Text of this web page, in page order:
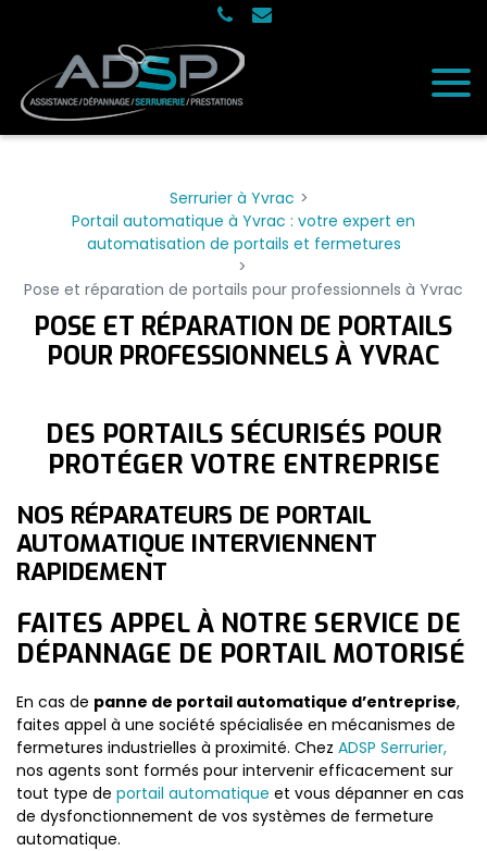
Serrurier à Yvrac
Portail automatique à Yvrac : votre expert en
automatisation de portails et fermetures
Pose et réparation de portails pour professionnels à Yvrac
POSE ET RÉPARATION DE PORTAILS
POUR PROFESSIONNELS À YVRAC
DES PORTAILS SÉCURISÉS POUR
PROTÉGER VOTRE ENTREPRISE
NOS RÉPARATEURS DE PORTAIL
AUTOMATIQUE INTERVIENNENT
RAPIDEMENT
FAITES APPEL À NOTRE SERVICE DE
DÉPANNAGE DE PORTAIL MOTORISÉ
En cas de panne de portail automatique d’entreprise,
faites appel à une société spécialisée en mécanismes de
fermetures industrielles à proximité. Chez ADSP Serrurier,
nos agents sont formés pour intervenir efficacement sur
tout type de portail automatique et vous dépanner en cas
de dysfonctionnement de vos systèmes de fermeture
automatique.
Panneau de gestion des cookies